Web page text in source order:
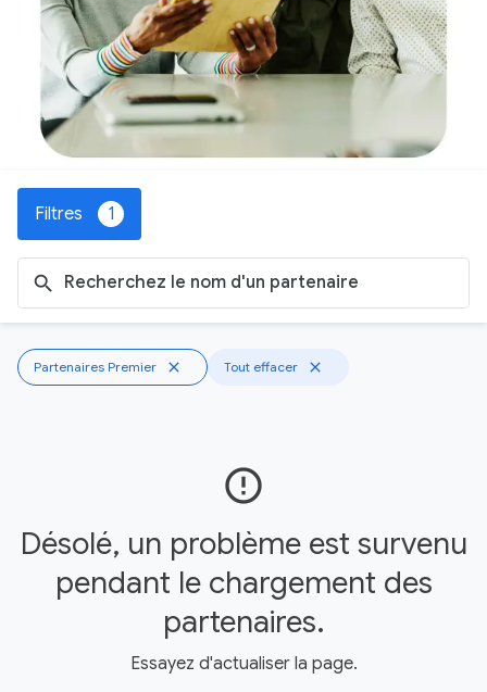
Filtres 1
search
Partenaires Premier close Tout effacer close
error_outline
Désolé, un problème est survenu
pendant le chargement des
partenaires.
Essayez d'actualiser la page.